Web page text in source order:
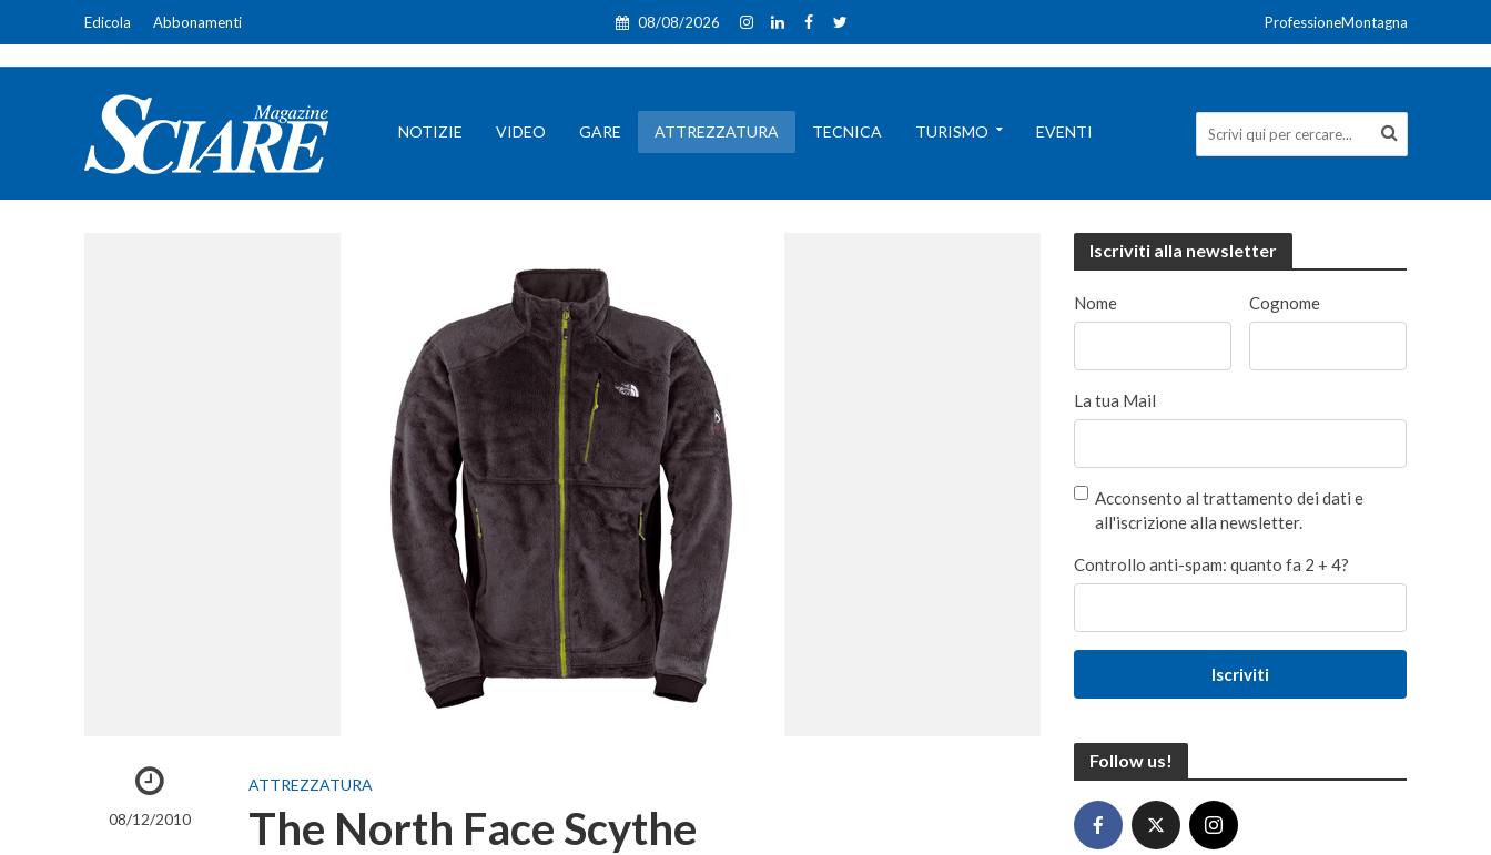
Edicola Abbonamenti ProfessioneMontagna
08/08/2026
NOTIZIE VIDEO GARE ATTREZZATURA TECNICA TURISMO EVENTI
08/12/2010
ATTREZZATURA
The North Face Scythe
Iscriviti alla newsletter
Nome Cognome
La tua Mail
Acconsento al trattamento dei dati e
all'iscrizione alla newsletter.
Controllo anti-spam: quanto fa 2 + 4?
Iscriviti
Follow us!